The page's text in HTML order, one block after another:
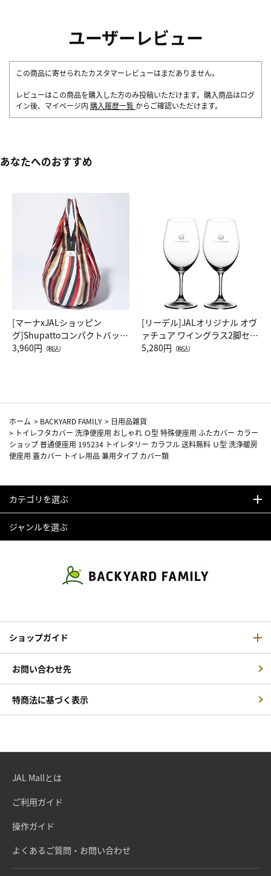
ユーザーレビュー
この商品に寄せられたカスタマーレビューはまだありません。
レビューはこの商品を購入した方のみ投稿いただけます。購入商品はログ
イン後、マイページ内 購入履歴一覧 からご確認いただけます。
あなたへのおすすめ
[マーナxJALショッピン
グ]Shupattoコンパクトバッグ
Drop JAL客室乗務員（LC）ス
3,960円 （税込）
[リーデル]JALオリジナル オヴ
ァチュア ワイングラス2脚セッ
ト（レッドワイン）
5,280円 （税込）
ホーム > BACKYARD FAMILY > 日用品雑貨
> トイレフタカバー 洗浄便座用 おしゃれ Ｏ型 特殊便座用 ふたカバー カラー
ショップ 普通便座用 195234 トイレタリー カラフル 送料無料 Ｕ型 洗浄暖房
便座用 蓋カバー トイレ用品 兼用タイプ カバー類
カテゴリを選ぶ
ジャンルを選ぶ
ショップガイド
お問い合わせ先
特商法に基づく表示
JAL Mallとは
ご利用ガイド
操作ガイド
よくあるご質問・お問い合わせ